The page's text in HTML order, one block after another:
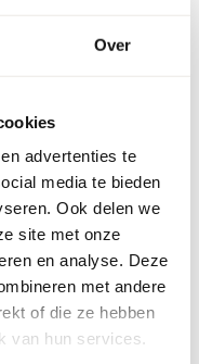
Over
advertenties te
media te bieden
Ook delen we
site met onze
en analyse. Deze
met andere
of die ze hebben
van hun services.
kies je op basis
de mogelijkheid tot
in de zorg betekent
verantwoord:
onderhoud vragen,